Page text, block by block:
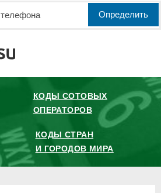
Определить
КОДЫ СОТОВЫХ
ОПЕРАТОРОВ
КОДЫ СТРАН
И ГОРОДОВ МИРА